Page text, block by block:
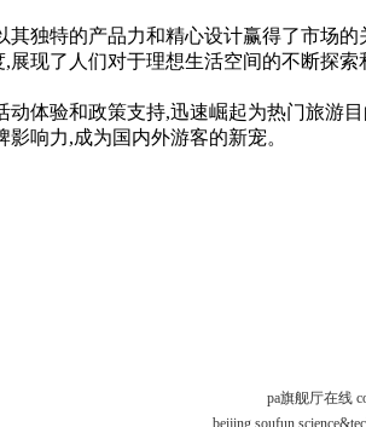
独特的产品力和精心设计赢得了市场
现了人们对于理想生活空间的不断探索
体验和政策支持,迅速崛起为热门旅游
响力,成为国内外游客的新宠。
pa旗舰厅在线
beijing soufun